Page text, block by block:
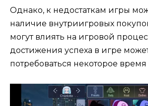
Однако, к недостаткам игры
наличие внутриигровых
могут влиять на игровой
достижения успеха в игре
потребоваться некоторое время